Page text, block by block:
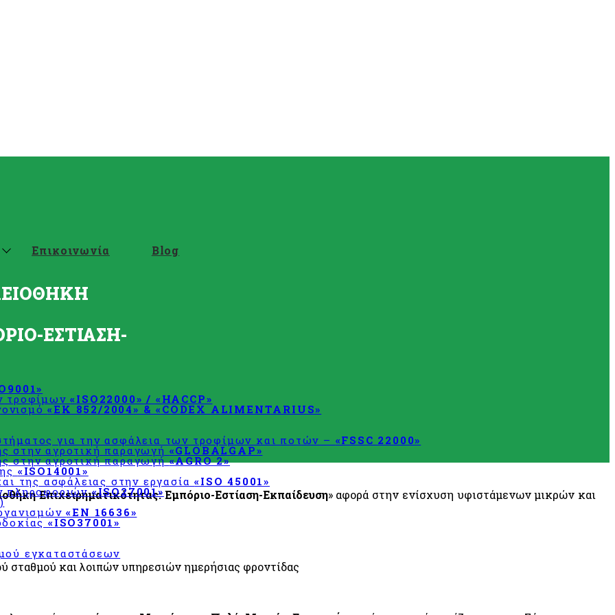
Επικοινωνία Blog
τροφίμων«ISO22000» / «HACCP»
«ΕΚ 852/2004» & «CODEX ALIMENTARIUS»
για την ασφάλεια των τροφίμων και ποτών – «FSSC 22000»
στην αγροτική παραγωγή «GLOBALGAP»
στην αγροτική παραγωγή«AGRO 2»
«ISO14001»
της ασφάλειας στην εργασία«ISO 45001»
πληροφοριών«ISO27001»
«EN 16636»
«ISO37001»
εγκαταστάσεων
ΕΣΤΙΑΣΗ-
Επιχειρηματικότητας: Εμπόριο-Εστίαση-Εκπαίδευση» αφορά στην ενίσχυση υφιστάμενων μικρών και
σταθμού και λοιπών υπηρεσιών ημερήσιας φροντίδας